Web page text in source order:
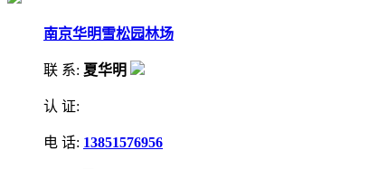
南京华明雪松园林场
联 系: 夏华明
认 证:
电 话: 13851576956